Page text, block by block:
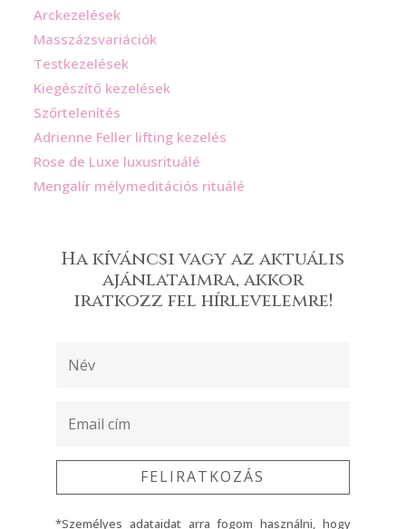
Arckezelések
Masszázsvariációk
Testkezelések
Kiegészítő kezelések
Szőrtelenítés
Adrienne Feller lifting kezelés
Rose de Luxe luxusrituálé
Mengalír mélymeditációs rituálé
Ha kíváncsi vagy az aktuális
ajánlataimra, akkor
iratkozz fel hírlevelemre!
FELIRATKOZÁS
*Személyes adataidat arra fogom használni, hogy